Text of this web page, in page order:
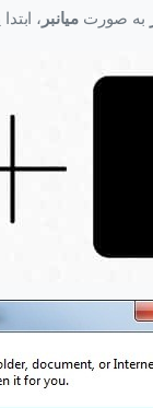
به صورت میانبر ،